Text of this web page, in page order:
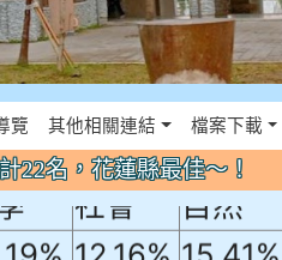
覽 其他相關連結 檔案下載
22名，花蓮縣最佳～！
學生共計22名，花
社會
自然
12.16% 15.41%